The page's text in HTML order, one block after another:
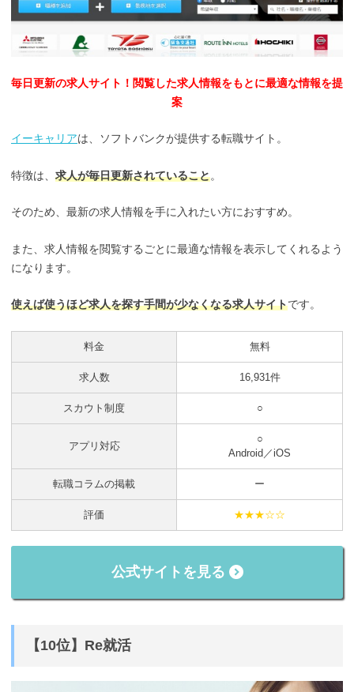
毎日更新の求人サイト！閲覧した求人情報をもとに最適な情報を提
案
イーキャリアは、ソフトバンクが提供する転職サイト。
特徴は、 求人が毎日更新されていること。
そのため、最新の求人情報を手に入れたい方におすすめ。
また、求人情報を閲覧するごとに最適な情報を表示してくれるよう
になります。
使えば使うほど求人を探す手間が少なくなる求人サイトです。
料金 無料
求人数 16,931件
スカウト制度 ○
アプリ対応
○
Android／iOS
転職コラムの掲載 ー
評価 ★★★☆☆
公式サイトを見る
【10位】Re就活